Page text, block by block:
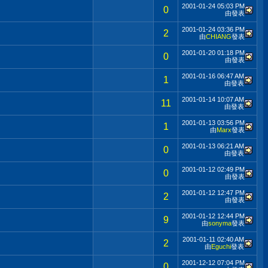
0 2001-01-24 05:03 PM
由發表
2 2001-01-24 03:36 PM
由CHIANG發表
0 2001-01-20 01:18 PM
由發表
1 2001-01-16 06:47 AM
由發表
11 2001-01-14 10:07 AM
由發表
1 2001-01-13 03:56 PM
由Marx發表
0 2001-01-13 06:21 AM
由發表
0 2001-01-12 02:49 PM
由發表
2 2001-01-12 12:47 PM
由發表
9 2001-01-12 12:44 PM
由sonyma發表
2 2001-01-11 02:40 AM
由Eguchi發表
2001-12-12 07:04 PM